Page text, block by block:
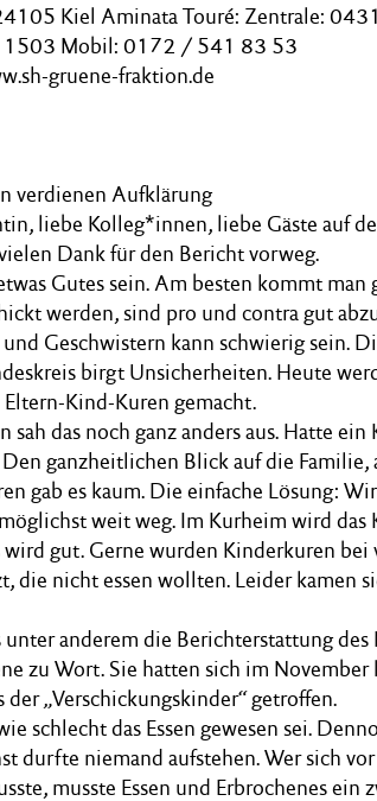
Kiel Aminata Touré: Zentrale:
Mobil: 0172 / 541 83 53
gruene-fraktion.de
verdienen Aufklärung
liebe Kolleg*innen, liebe Gäste auf
Dank für den Bericht vorweg.
Gutes sein. Am besten kommt man
werden, sind pro und contra gut
Geschwistern kann schwierig sein.
birgt Unsicherheiten. Heute
Kind-Kuren gemacht.
sah das noch ganz anders aus. Hatte
ganzheitlichen Blick auf die Familie,
gab es kaum. Die einfache Lösung:
weit weg. Im Kurheim wird das
wird gut. Gerne wurden Kinderkuren
die nicht essen wollten. Leider kamen
unter anderem die Berichterstattung
zu Wort. Sie hatten sich im November
der „Verschickungskinder“ getroffen.
schlecht das Essen gewesen sei.
durfte niemand aufstehen. Wer sich
musste Essen und Erbrochenes ein